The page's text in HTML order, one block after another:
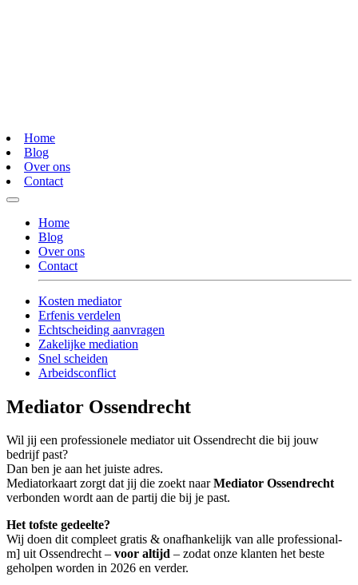
Home
Blog
Over ons
Contact
Home
Blog
Over ons
Contact
Kosten mediator
Erfenis verdelen
Echtscheiding aanvragen
Zakelijke mediation
Snel scheiden
Arbeidsconflict
Mediator Ossendrecht
Wil jij een professionele mediator uit Ossendrecht die bij jouw
bedrijf past?
Dan ben je aan het juiste adres.
Mediatorkaart zorgt dat jij die zoekt naarMediator Ossendrecht
verbonden wordt aan de partij die bij je past.
Het tofste gedeelte?
Wij doen dit compleet gratis & onafhankelijk van alle professional-
m] uit Ossendrecht – voor altijd – zodat onze klanten het beste
geholpen worden in 2026 en verder.